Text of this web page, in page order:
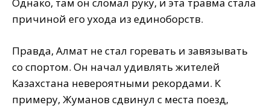
Однако, там он сломал руку, и эта травма стала
причиной его ухода из единоборств.
Правда, Алмат не стал горевать и завязывать
со спортом. Он начал удивлять жителей
Казахстана невероятными рекордами. К
примеру, Жуманов сдвинул с места поезд,